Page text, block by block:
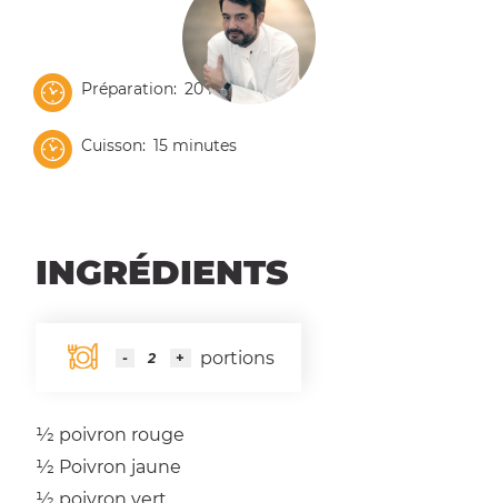
Préparation 20 minutes
Cuisson 15 minutes
INGRÉDIENTS
portions
1⁄2 poivron rouge
1⁄2 Poivron jaune